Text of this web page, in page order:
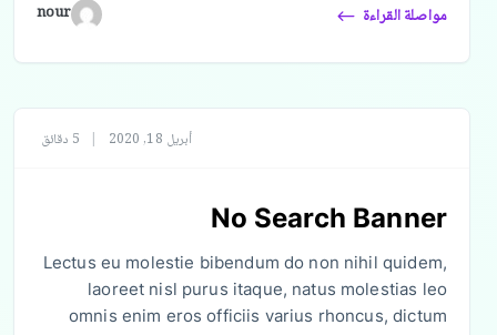
مواصلة القراءة nour
أبريل 18, 2020 | 5 دقائق
No Search Banner
Lectus eu molestie bibendum do non nihil quidem,
laoreet nisl purus itaque, natus molestias leo
omnis enim eros officiis varius rhoncus, dictum